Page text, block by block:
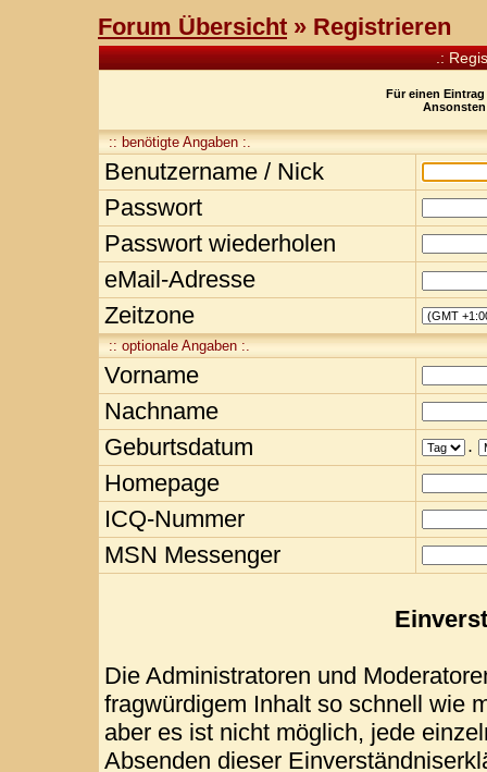
Forum Übersicht » Registrieren
.:
Für einen
:: benötigte Angaben :.
Benutzername / Nick
Passwort
Passwort wiederholen
eMail-Adresse
Zeitzone
:: optionale Angaben :.
Vorname
Nachname
Geburtsdatum
.
Homepage
ICQ-Nummer
MSN Messenger
Die Administratoren und
fragwürdigem Inhalt so schnell wie
aber es ist nicht möglich, jede
Absenden dieser